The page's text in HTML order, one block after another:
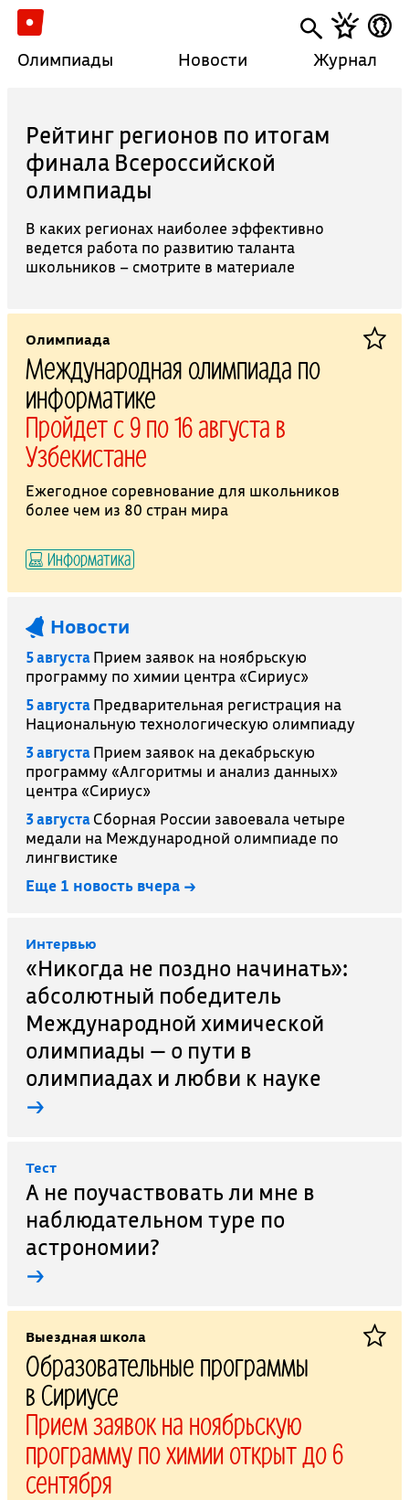
Олимпиады Новости Журнал
Рейтинг регионов по итогам
финала Всероссийской
олимпиады
В каких регионах наиболее эффективно
ведется работа по развитию таланта
школьников – смотрите в материале
Олимпиада
Международная олимпиада по
информатике
Пройдет с 9 по 16 августа в
Узбекистане
Ежегодное соревнование для школьников
более чем из 80 стран мира
Информатика
Новости
5 августаПрием заявок на ноябрьскую
программу по химии центра «Сириус»
5 августаПредварительная регистрация на
Национальную технологическую олимпиаду
3 августаПрием заявок на декабрьскую
программу «Алгоритмы и анализ данных»
центра «Сириус»
3 августаСборная России завоевала четыре
медали на Международной олимпиаде по
лингвистике
Еще 1 новость вчера →
Интервью
«Никогда не поздно начинать»:
абсолютный победитель
Международной химической
олимпиады — о пути в
олимпиадах и любви к науке
→
Тест
А не поучаствовать ли мне в
наблюдательном туре по
астрономии?
→
Выездная школа
Образовательные программы
в Сириусе
Прием заявок на ноябрьскую
программу по химии открыт до 6
сентября